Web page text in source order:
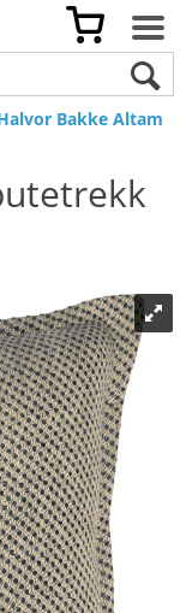
Bakke Altam